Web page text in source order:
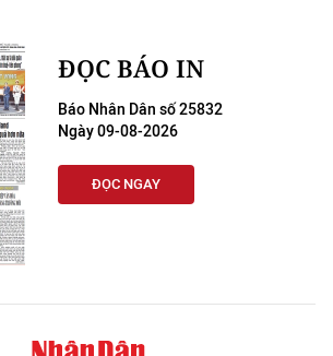
ĐỌC BÁO IN
Báo Nhân Dân số 25832
Ngày 09-08-2026
ĐỌC NGAY